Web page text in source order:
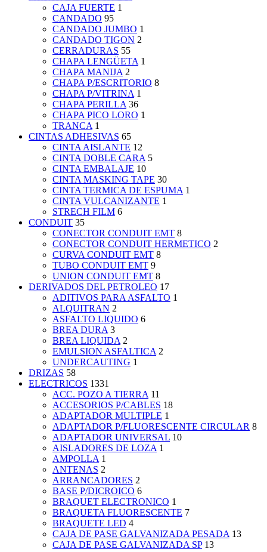
CAJA FUERTE 1
CANDADO 95
CANDADO JUMBO 1
CANDADO TIGON 2
CERRADURAS 55
CHAPA LENGÜETA 1
CHAPA MANIJA 2
CHAPA P/ESCRITORIO 8
CHAPA P/VITRINA 1
CHAPA PERILLA 36
CHAPA PICO LORO 1
TRANCA 1
CINTAS ADHESIVAS 65
CINTA AISLANTE 12
CINTA DOBLE CARA 5
CINTA EMBALAJE 10
CINTA MASKING TAPE 30
CINTA TERMICA DE ESPUMA 1
CINTA VULCANIZANTE 1
STRECH FILM 6
CONDUIT 35
CONECTOR CONDUIT EMT 8
CONECTOR CONDUIT HERMETICO 2
CURVA CONDUIT EMT 8
TUBO CONDUIT EMT 9
UNION CONDUIT EMT 8
DERIVADOS DEL PETROLEO 17
ADITIVOS PARA ASFALTO 1
ALQUITRAN 2
ASFALTO LIQUIDO 6
BREA DURA 3
BREA LIQUIDA 2
EMULSION ASFALTICA 2
UNDERCAUTING 1
DRIZAS 58
ELECTRICOS 1331
ACC. POZO A TIERRA 11
ACCESORIOS P/CABLES 18
ADAPTADOR MULTIPLE 1
ADAPTADOR P/FLUORESCENTE CIRCULAR 8
ADAPTADOR UNIVERSAL 10
AISLADORES DE LOZA 1
AMPOLLA 1
ANTENAS 2
ARRANCADORES 2
BASE P/DICROICO 6
BRAQUET ELECTRONICO 1
BRAQUETA FLUORESCENTE 7
BRAQUETE LED 4
CAJA DE PASE GALVANIZADA PESADA 13
CAJA DE PASE GALVANIZADA SP 13